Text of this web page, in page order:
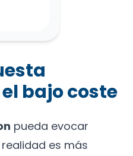
bajo coste
pueda evocar
es más